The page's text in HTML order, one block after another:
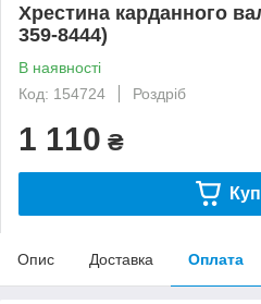
Хрестина карданного
359-8444)
В наявності
Код: 154724
Роздріб
1 110 ₴
Опис Доставка Оплата